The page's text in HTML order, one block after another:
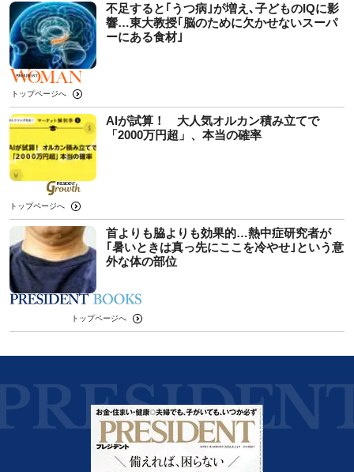
不足すると｢うつ病｣が増え､子どものIQに影
響…東大教授｢脳のために欠かせないスーパ
ーにある食材｣
トップページへ
AIが試算！ 大人気オルカン積み立てで
「2000万円超」、本当の確率
トップページへ
首よりも脇よりも効果的…熱中症研究者が
｢暑いときは真っ先にここを冷やせ｣という意
外な体の部位
トップページへ